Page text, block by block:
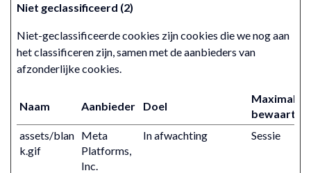
Niet geclassificeerd (2)
Niet-geclassificeerde cookies zijn cookies die we nog aan
het classificeren zijn, samen met de aanbieders van
afzonderlijke cookies.
Naam Aanbieder Doel
Maximale
assets/blan
k.gif
Meta
Platforms,
Inc.
In afwachting Sessie